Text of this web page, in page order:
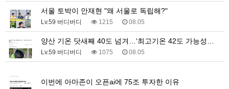
서울 토박이 안재현 "왜 서울로 독립해?"
Lv.59 버디버디 1215 08.05
양산 기온 닷새째 40도 넘겨…‘최고기온 42도 가능성…
Lv.59 버디버디 1075 08.05
이번에 아마존이 오픈ai에 75조 투자한 이유